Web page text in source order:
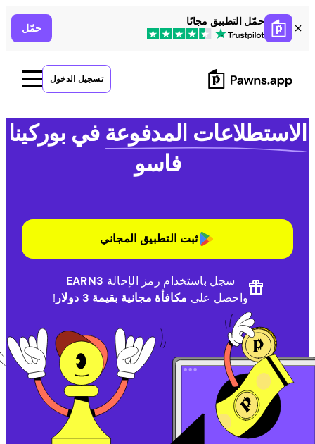
حمّل التطبيق مجانًا
حمّل
تسجيل الدخول
الاستطلاعات المدفوعةفي بوركينا
فاسو
ثبت التطبيق المجاني
سجل باستخدام رمز الإحالةEARN3
واحصل على مكافأة مجانية بقيمة 3 دولار !